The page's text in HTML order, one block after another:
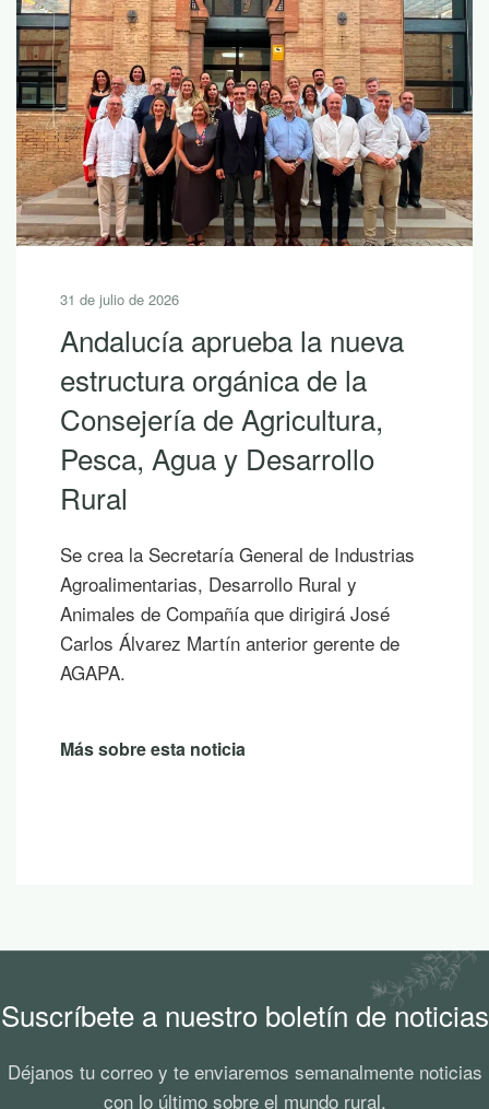
31 de julio de 2026
Andalucía aprueba la nueva
estructura orgánica de la
Consejería de Agricultura,
Pesca, Agua y Desarrollo
Rural
Se crea la Secretaría General de Industrias
Agroalimentarias, Desarrollo Rural y
Animales de Compañía que dirigirá José
Carlos Álvarez Martín anterior gerente de
AGAPA.
Más sobre esta noticia
Suscríbete a nuestro boletín de noticias
Déjanos tu correo y te enviaremos semanalmente noticias
con lo último sobre el mundo rural.